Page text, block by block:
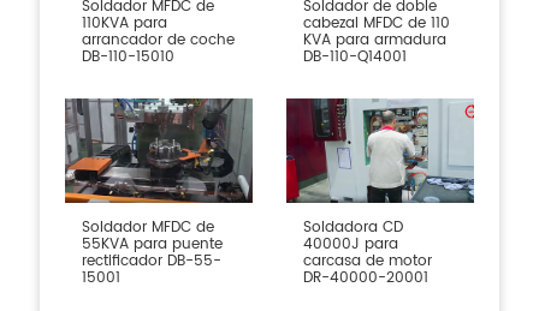
Soldador MFDC de
110KVA para
arrancador de coche
DB-110-15010
Soldador de doble
cabezal MFDC de 110
KVA para armadura
DB-110-Q14001
Soldador MFDC de
55KVA para puente
rectificador DB-55-
15001
Soldadora CD
40000J para
carcasa de motor
DR-40000-20001